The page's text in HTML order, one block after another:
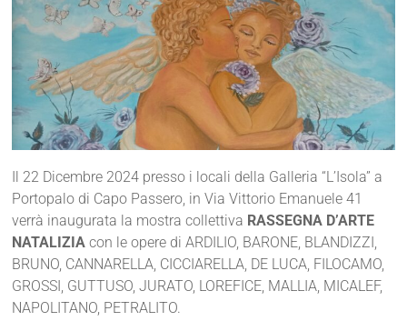
Il 22 Dicembre 2024 presso i locali della Galleria “L’Isola” a
Portopalo di Capo Passero, in Via Vittorio Emanuele 41
verrà inaugurata la mostra collettiva RASSEGNA D’ARTE
NATALIZIA con le opere di ARDILIO, BARONE, BLANDIZZI,
BRUNO, CANNARELLA, CICCIARELLA, DE LUCA, FILOCAMO,
GROSSI, GUTTUSO, JURATO, LOREFICE, MALLIA, MICALEF,
NAPOLITANO, PETRALITO.